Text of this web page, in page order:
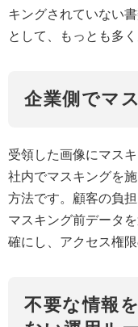
キングされていない
として、もっとも多
企業側でマ
受領した画像にマス
社内でマスキングを
方法です。顧客の負
マスキング前データ
確にし、アクセス権
不要な情報